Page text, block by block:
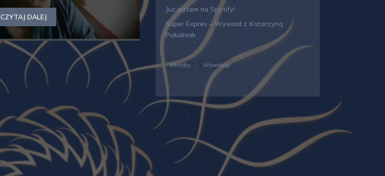
CZYTAJ DALEJ
Już jestem na Spotify!
Super Expres – Wywiad z Katarzyną
Południak
Wróżby Wywiady